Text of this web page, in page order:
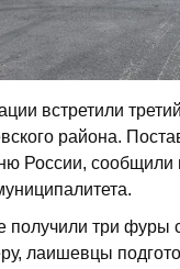
встретили
района.
России, сообщили
получили три фуры
лаишевцы